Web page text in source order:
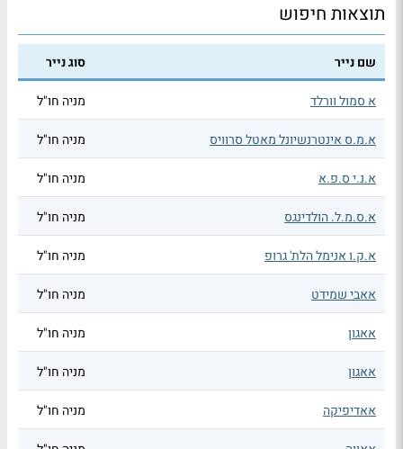
תוצאות חיפוש
שם נייר סוג נייר
א סמול וורלד מניה חו"ל
א.מ.ס אינטרנשיונל מאטל סרוויס מניה חו"ל
א.נ.י ס.פ.א מניה חו"ל
א.ס.מ.ל. הולדינגס מניה חו"ל
א.ק.ו אנימל הלת' גרופ מניה חו"ל
אאבי שמידט מניה חו"ל
אאגון מניה חו"ל
אאגון מניה חו"ל
אאדיפיקה מניה חו"ל